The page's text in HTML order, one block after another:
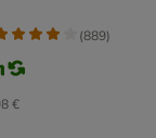
€
(889)